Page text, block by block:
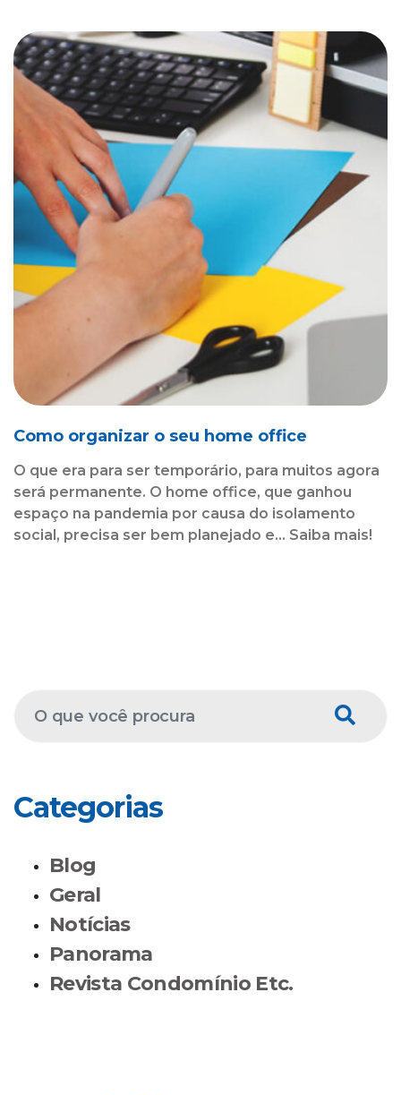
Como organizar o seu home office
O que era para ser temporário, para muitos agora
será permanente. O home office, que ganhou
espaço na pandemia por causa do isolamento
social, precisa ser bem planejado e... Saiba mais!
Categorias
Blog
Geral
Notícias
Panorama
Revista Condomínio Etc.